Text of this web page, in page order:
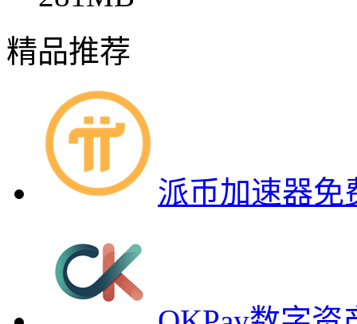
精品推荐
派币加速器免